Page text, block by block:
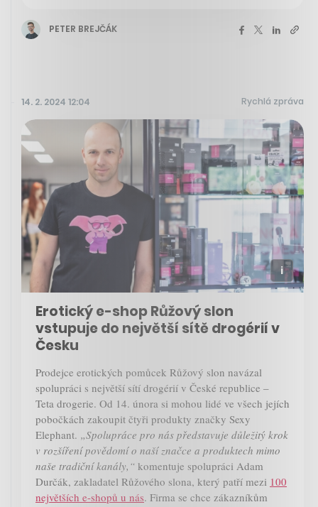
PETER BREJČÁK
14. 2. 2024 12:04 Rychlá zpráva
Erotický e-shop Růžový slon
vstupuje do největší sítě drogérií v
Česku
Prodejce erotických pomůcek Růžový slon navázal
spolupráci s největší sítí drogérií v České republice –
Teta drogerie. Od 14. února si mohou lidé ve všech jejích
pobočkách zakoupit čtyři produkty značky Sexy
Elephant. „Spolupráce pro nás představuje důležitý krok
v rozšíření povědomí o naší značce a produktech mimo
naše tradiční kanály,“ komentuje spolupráci Adam
Durčák, zakladatel Růžového slona, který patří mezi 100
největších e-shopů u nás. Firma se chce zákazníkům